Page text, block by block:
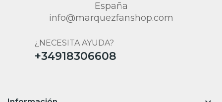
España
info@marquezfanshop.com
¿NECESITA AYUDA?
+34918306608